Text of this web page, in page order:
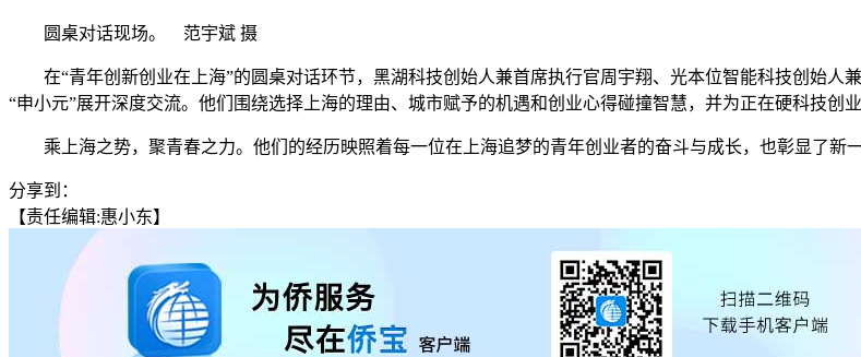
圆桌对话现场。 范宇斌 摄
在“青年创新创业在上海”的圆桌对话环节，黑湖科技创始人兼首席执行官周宇翔、光本位智能科技创始人
“申小元”展开深度交流。他们围绕选择上海的理由、城市赋予的机遇和创业心得碰撞智慧，并为正在硬科技创
乘上海之势，聚青春之力。他们的经历映照着每一位在上海追梦的青年创业者的奋斗与成长，也彰显了新
分享到：
【责任编辑:惠小东】